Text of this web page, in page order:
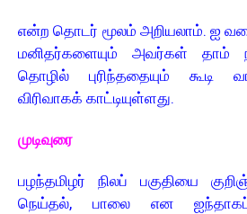
என்ற தொடர் மூலம் அறியலாம். ஐ
மனிதர்களையும் அவர்கள் தாம்
தொழில் புரிந்ததையும் கூடி
விரிவாகக் காட்டியுள்ளது.
முடிவுரை
பழந்தமிழர் நிலப் பகுதியை
நெய்தல், பாலை என